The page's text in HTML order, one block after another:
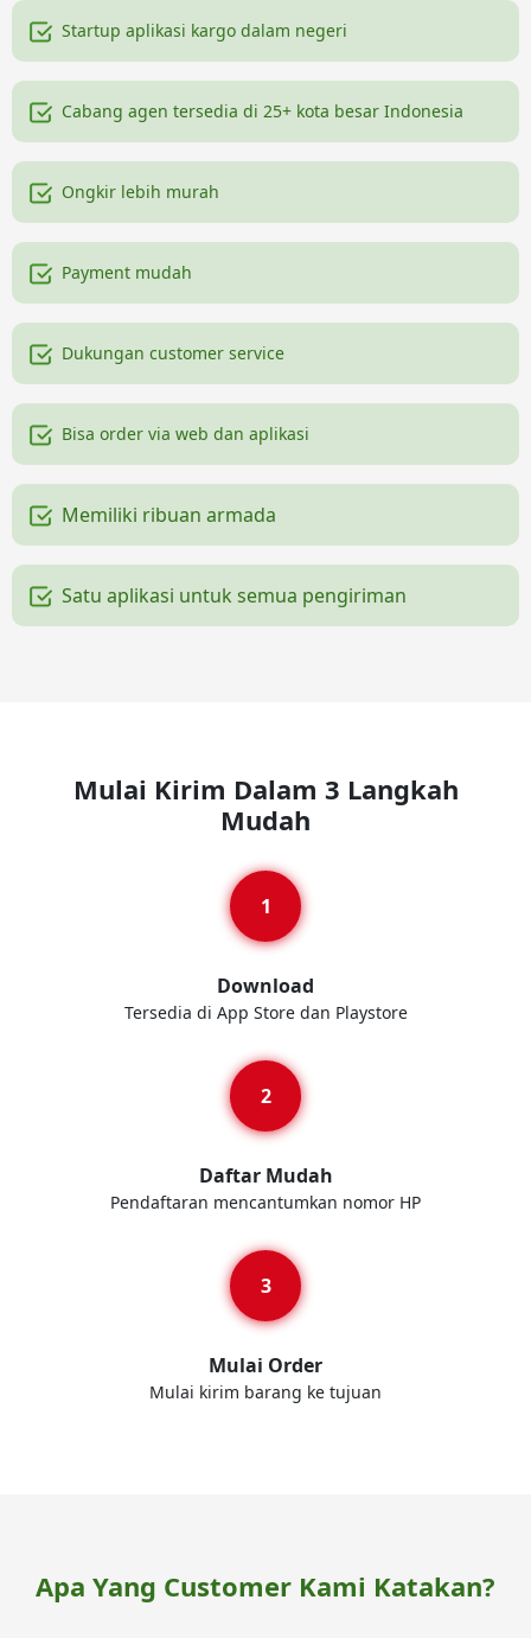
Startup aplikasi kargo dalam negeri
Cabang agen tersedia di 25+ kota besar Indonesia
Ongkir lebih murah
Payment mudah
Dukungan customer service
Bisa order via web dan aplikasi
Memiliki ribuan armada
Satu aplikasi untuk semua pengiriman
Mulai Kirim Dalam 3 Langkah
Mudah
Download
Tersedia di App Store dan Playstore
Daftar Mudah
Pendaftaran mencantumkan nomor HP
Mulai Order
Mulai kirim barang ke tujuan
Apa Yang Customer Kami Katakan?